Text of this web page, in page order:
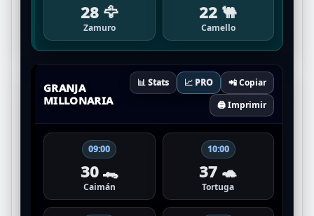
28 🦅
Zamuro
22 🐫
Camello
GRANJA
MILLONARIA
📊 Stats 📈 PRO
📲 Copiar
🖨️ Imprimir
09:00
30 🐊
Caimán
10:00
37 🐢
Tortuga